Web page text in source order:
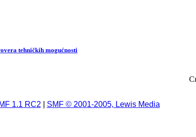
tehničkih mogućnosti
1.1 RC2 SMF © 2001-2005, Lewis Media